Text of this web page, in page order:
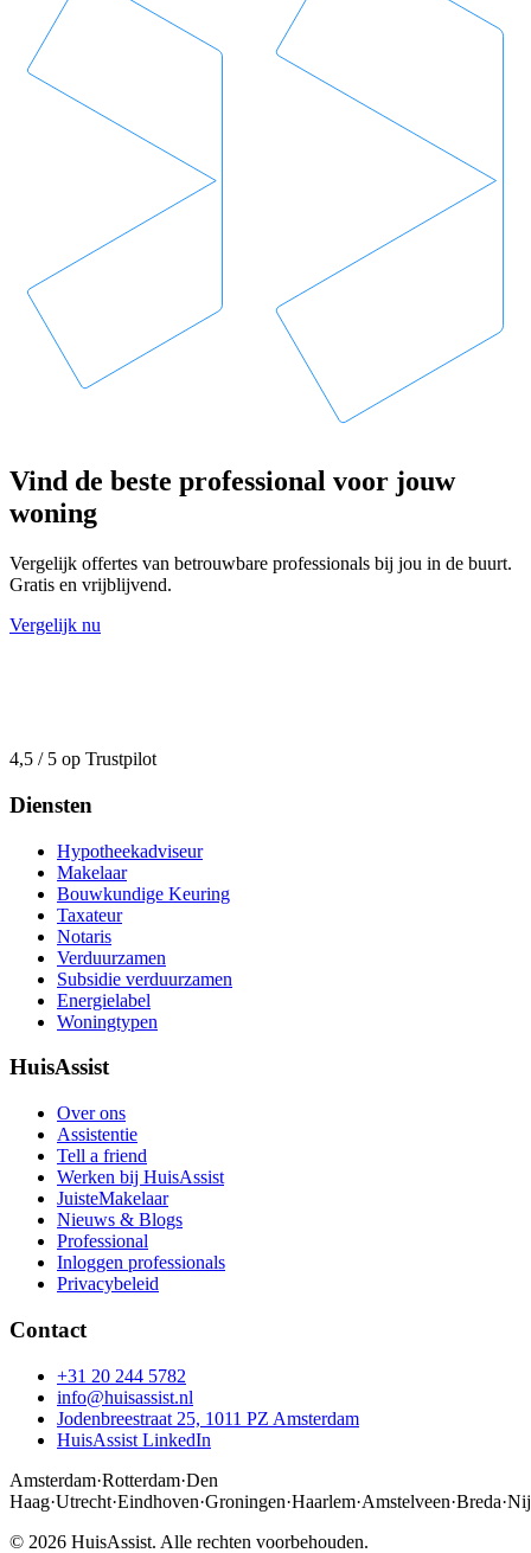
Vind de beste professional voor jouw
woning
Vergelijk offertes van betrouwbare professionals bij jou in de buurt.
Gratis en vrijblijvend.
Vergelijk nu
4,5 / 5 op Trustpilot
Diensten
Hypotheekadviseur
Makelaar
Bouwkundige Keuring
Taxateur
Notaris
Verduurzamen
Subsidie verduurzamen
Energielabel
Woningtypen
HuisAssist
Over ons
Assistentie
Tell a friend
Werken bij HuisAssist
JuisteMakelaar
Nieuws & Blogs
Professional
Inloggen professionals
Privacybeleid
Contact
+31 20 244 5782
info@huisassist.nl
Jodenbreestraat 25, 1011 PZ Amsterdam
HuisAssist LinkedIn
Amsterdam·Rotterdam·Den
Haag·Utrecht·Eindhoven·Groningen·Haarlem·Amstelveen·Breda·
© 2026 HuisAssist. Alle rechten voorbehouden.